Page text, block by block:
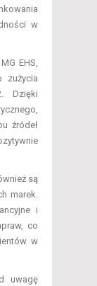
w
EHS,
zużycia
Dzięki
źródeł
są
marek.
i
co
w
uwagę